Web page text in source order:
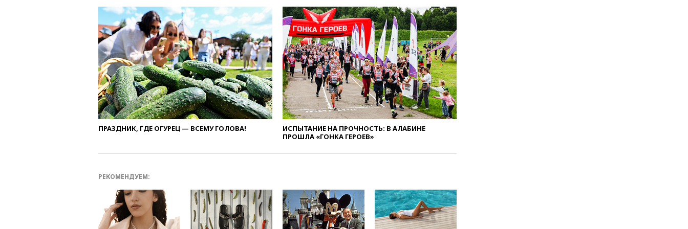
14:49Пентагон озаботился
критикой Трампа по поводу
дефицита боеприпасов
14:40 В Германии задержан
украинец за шпионаж на
оборонном предприятии
14:21АТОР сообщила о
снижении цен на авиабилеты
в России
14:19Масштабный сбой
произошел в рунете
14:14«Ведомости»: Озон банк
не пострадает от британских
13:45
В Петербурге достроили
новый тоннель зеленой ветки
метро
13:38
В эфире «Радиостанции
ПРАЗДНИК, ГДЕ ОГУРЕЦ — ВСЕМУ ГОЛОВА!
ИСПЫТАНИЕ НА ПРОЧНОСТЬ: В АЛАБИНЕ
ПРОШЛА «ГОНКА ГЕРОЕВ»
РЕКОМЕНДУЕМ: